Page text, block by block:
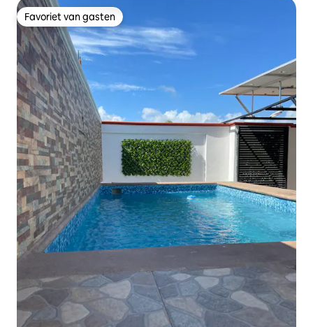
Favoriet van gasten
Favoriet van gasten